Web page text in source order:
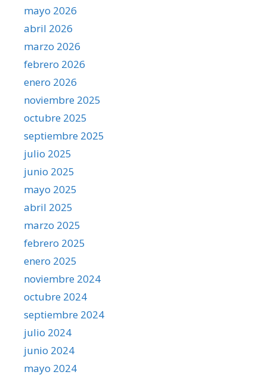
mayo 2026
abril 2026
marzo 2026
febrero 2026
enero 2026
noviembre 2025
octubre 2025
septiembre 2025
julio 2025
junio 2025
mayo 2025
abril 2025
marzo 2025
febrero 2025
enero 2025
noviembre 2024
octubre 2024
septiembre 2024
julio 2024
junio 2024
mayo 2024